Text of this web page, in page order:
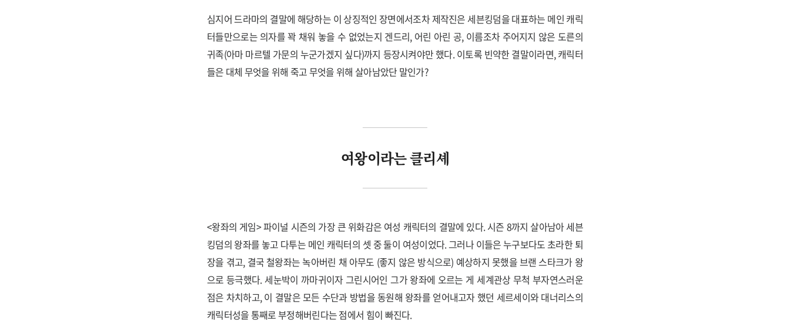
심지어 드라마의 결말에 해당하는 이 상징적인 장면에서조차 제작진은 세븐킹덤을 대표하는 메인 캐릭
터들만으로는 의자를 꽉 채워 놓을 수 없었는지 겐드리, 어린 아린 공, 이름조차 주어지지 않은 도른의
귀족(아마 마르텔 가문의 누군가겠지 싶다)까지 등장시켜야만 했다. 이토록 빈약한 결말이라면, 캐릭터
들은 대체 무엇을 위해 죽고 무엇을 위해 살아남았단 말인가?
여왕이라는 클리셰
<왕좌의 게임> 파이널 시즌의 가장 큰 위화감은 여성 캐릭터의 결말에 있다. 시즌 8까지 살아남아 세븐
킹덤의 왕좌를 놓고 다투는 메인 캐릭터의 셋 중 둘이 여성이었다. 그러나 이들은 누구보다도 초라한 퇴
장을 겪고, 결국 철왕좌는 녹아버린 채 아무도 (좋지 않은 방식으로) 예상하지 못했을 브랜 스타크가 왕
으로 등극했다. 세눈박이 까마귀이자 그린시어인 그가 왕좌에 오르는 게 세계관상 무척 부자연스러운
점은 차치하고, 이 결말은 모든 수단과 방법을 동원해 왕좌를 얻어내고자 했던 세르세이와 대너리스의
캐릭터성을 통째로 부정해버린다는 점에서 힘이 빠진다.